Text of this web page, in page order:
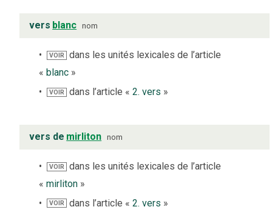
vers blanc nom
VOIR
dans les unités lexicales de l’article
« blanc »
VOIR dans l’article «2. vers »
vers de mirliton nom
VOIR
dans les unités lexicales de l’article
« mirliton »
VOIR dans l’article «2. vers »